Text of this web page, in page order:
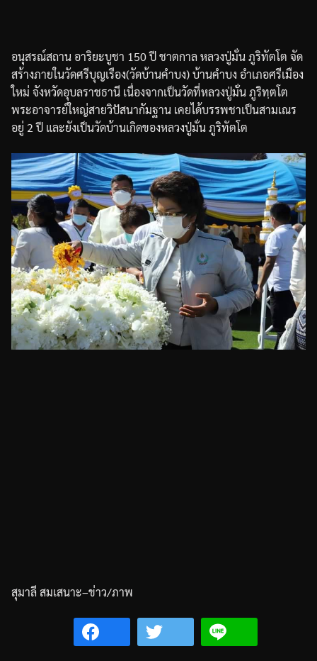
อนุสรณ์สถานอาริยะบูชา 150ปีชาตกาล หลวงปู่มั่นภูริทัตโต จัด
สร้างภายในวัดศรีบุญเรือง(วัดบ้านคำบง)บ้านคำบง อำเภอศรีเมือง
ใหม่ จังหวัดอุบลราชธานี เนื่องจากเป็นวัดที่หลวงปู่มั่นภูริทฺตโต
พระอาจารย์ใหญ่สายวิปัสนากัมฐาน เคยได้บรรพชาเป็นสามเณร
อยู่ 2ปี และยังเป็นวัดบ้านเกิดของหลวงปู่มั่นภูริทัตโต
สุมาลี สมเสนาะ–ข่าว/ภาพ